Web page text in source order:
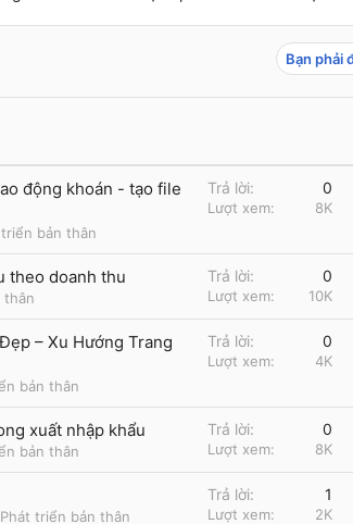
Bạn phải
động khoán - tạo file
bản thân
Trả lời 0
Lượt xem 8K
theo doanh thu
thân
Trả lời 0
Lượt xem 10K
– Xu Hướng Trang
bản thân
Trả lời 0
Lượt xem 4K
xuất nhập khẩu
bản thân
Trả lời 0
Lượt xem 8K
Phát triển bản thân
Trả lời 1
Lượt xem 2K